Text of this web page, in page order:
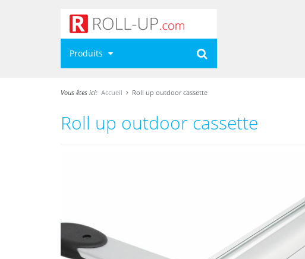
Produits
Vous êtes ici: Accueil Roll up outdoor cassette
Roll up outdoor cassette